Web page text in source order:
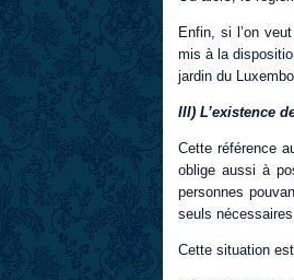
Enfin, si l’on
mis à la
jardin du
III) L’existence
Cette référence
oblige aussi à
personnes
seuls
Cette situation